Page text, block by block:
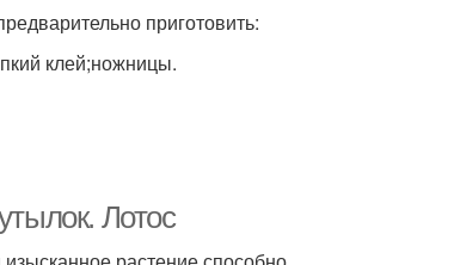
приготовить:
клей;ножницы.
Лотос